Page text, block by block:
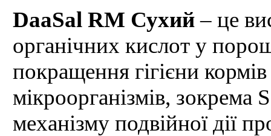
DaaSal RM Сухий– це
органічних кислот у
покращення гігієни
мікроорганізмів,
механізму подвійної дії